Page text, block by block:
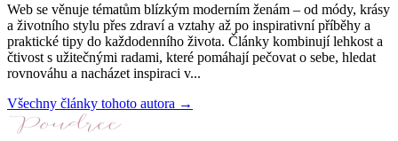
Web se věnuje tématům blízkým moderním ženám – od módy, krásy
a životního stylu přes zdraví a vztahy až po inspirativní příběhy a
praktické tipy do každodenního života. Články kombinují lehkost a
čtivost s užitečnými radami, které pomáhají pečovat o sebe, hledat
rovnováhu a nacházet inspiraci v...
Všechny články tohoto autora →